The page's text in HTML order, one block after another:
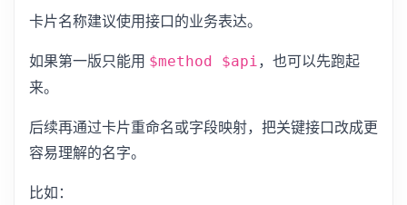
卡片名称建议使用接口的业务表达。
如果第一版只能用 $method $api ，也可以先跑起
来。
后续再通过卡片重命名或字段映射，把关键接口改成更
容易理解的名字。
比如：